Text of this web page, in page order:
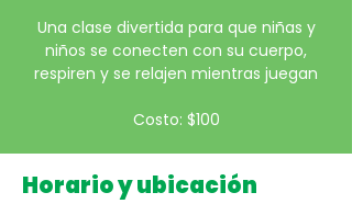
Una clase divertida para que niñas y
niños se conecten con su cuerpo,
respiren y se relajen mientras juegan
Costo: $100
Horario y ubicación